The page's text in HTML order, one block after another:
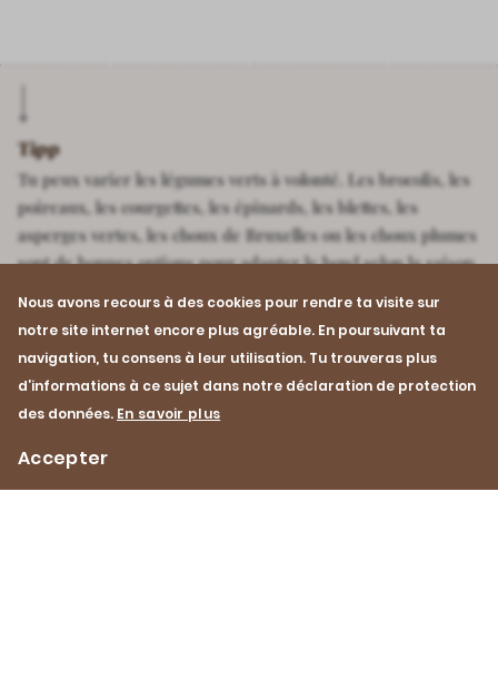
Nous avons recours à des cookies pour rendre ta visite sur
notre site internet encore plus agréable. En poursuivant ta
navigation, tu consens à leur utilisation. Tu trouveras plus
d’informations à ce sujet dans notre déclaration de protection
des données. En savoir plus
Accepter
Tipp
Tu peux varier les légumes verts à volonté. Les brocolis, les
poireaux, les courgettes, les épinards, les blettes, les
asperges vertes, les choux de Bruxelles ou les choux plumes
sont de bonnes options pour adapter le bowl selon la saison.
Cuisson à la poêle
Été